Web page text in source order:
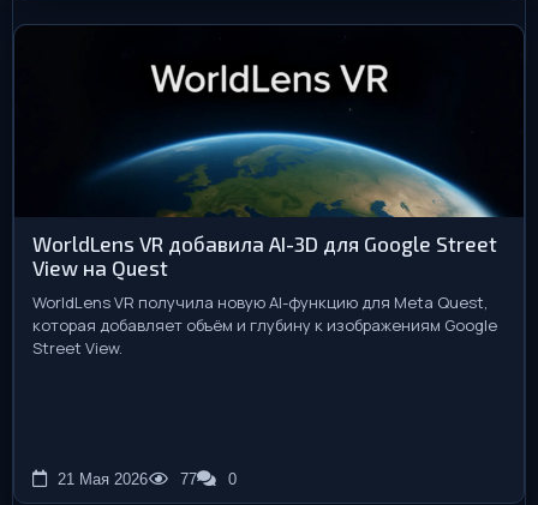
WorldLens VR добавила AI-3D для Google Street
View на Quest
WorldLens VR получила новую AI-функцию для Meta Quest,
которая добавляет объём и глубину к изображениям Google
Street View.
21 Мая 2026 77 0